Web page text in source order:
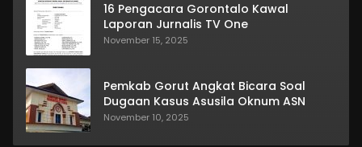
16 Pengacara Gorontalo Kawal
Laporan Jurnalis TV One
November 15, 2025
Pemkab Gorut Angkat Bicara Soal
Dugaan Kasus Asusila Oknum ASN
November 10, 2025